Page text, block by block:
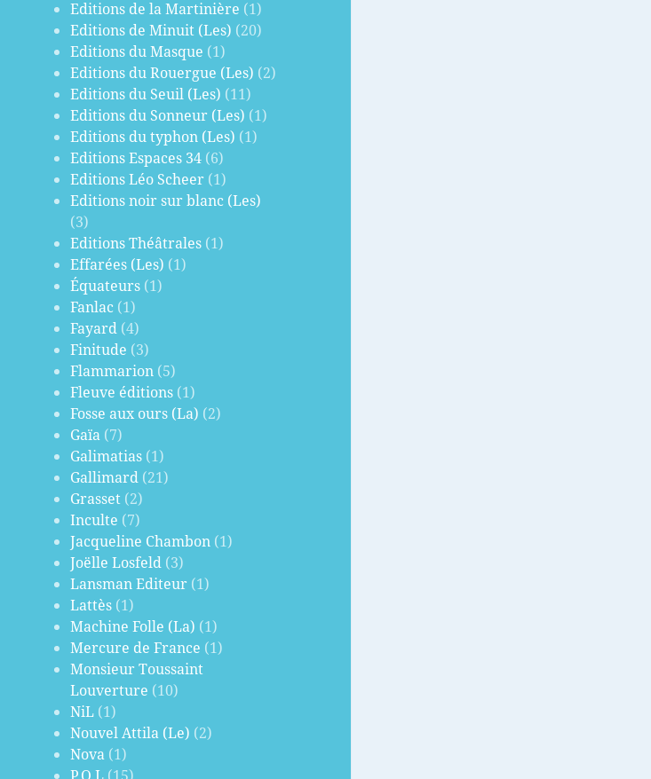
Editions de la Martinière (1)
Editions de Minuit (Les) (20)
Editions du Masque (1)
Editions du Rouergue (Les) (2)
Editions du Seuil (Les) (11)
Editions du Sonneur (Les) (1)
Editions du typhon (Les) (1)
Editions Espaces 34 (6)
Editions Léo Scheer (1)
Editions noir sur blanc (Les)
(3)
Editions Théâtrales (1)
Effarées (Les) (1)
Équateurs (1)
Fanlac (1)
Fayard (4)
Finitude (3)
Flammarion (5)
Fleuve éditions (1)
Fosse aux ours (La) (2)
Gaïa (7)
Galimatias (1)
Gallimard (21)
Grasset (2)
Inculte (7)
Jacqueline Chambon (1)
Joëlle Losfeld (3)
Lansman Editeur (1)
Lattès (1)
Machine Folle (La) (1)
Mercure de France (1)
Monsieur Toussaint
Louverture (10)
NiL (1)
Nouvel Attila (Le) (2)
Nova (1)